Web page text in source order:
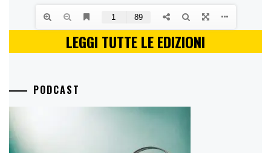
LEGGI TUTTE LE EDIZIONI
PODCAST